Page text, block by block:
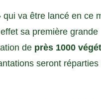
va être lancé en ce
sa première grande
de près 1000
seront réparties